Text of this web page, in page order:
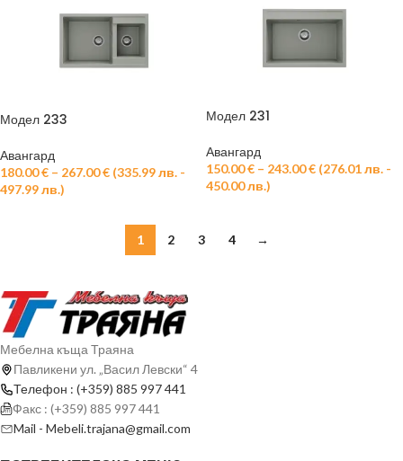
Модел 233
Авангард
180.00€ – 267.00€ (335.99лв. -
497.99лв.)
Модел 231
Авангард
150.00€ – 243.00€ (276.01лв. -
450.00лв.)
1 2 3 4 →
Мебелна къща Траяна
Павликени ул. „Васил Левски“ 4
Телефон : (+359) 885 997 441
Факс : (+359) 885 997 441
Mail - Mebeli.trajana@gmail.com